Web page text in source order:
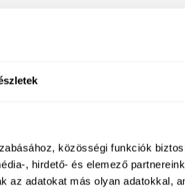
közösségi funkciók
, hirdető- és elemező
az adatokat más olyan adatokkal,